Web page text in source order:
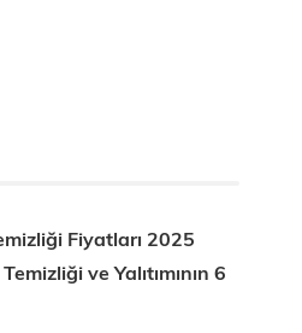
Fiyatları 2025
ve Yalıtımının 6